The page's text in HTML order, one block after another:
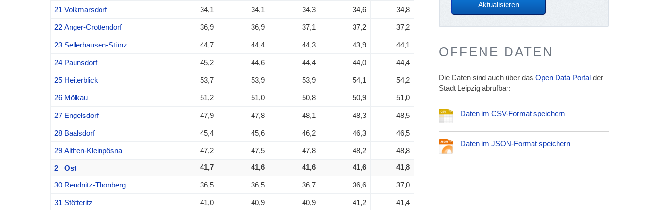
21 Volkmarsdorf 34,1 34,1 34,3 34,6 34,8
22 Anger-Crottendorf 36,9 36,9 37,1 37,2 37,2
23 Sellerhausen-Stünz 44,7 44,4 44,3 43,9 44,1
24 Paunsdorf 45,2 44,6 44,4 44,0 44,4
25 Heiterblick 53,7 53,9 53,9 54,1 54,2
26 Mölkau 51,2 51,0 50,8 50,9 51,0
27 Engelsdorf 47,9 47,8 48,1 48,3 48,5
28 Baalsdorf 45,4 45,6 46,2 46,3 46,5
29 Althen-Kleinpösna 47,2 47,5 47,8 48,2 48,8
2 Ost 41,7 41,6 41,6 41,6 41,8
30 Reudnitz-Thonberg 36,5 36,5 36,7 36,6 37,0
31 Stötteritz 41,0 40,9 40,9 41,2 41,4
OFFENE DATEN
Die Daten sind auch über dasOpen Data Portal der
Stadt Leipzig abrufbar:
Daten im CSV-Format speichern
Daten im JSON-Format speichern